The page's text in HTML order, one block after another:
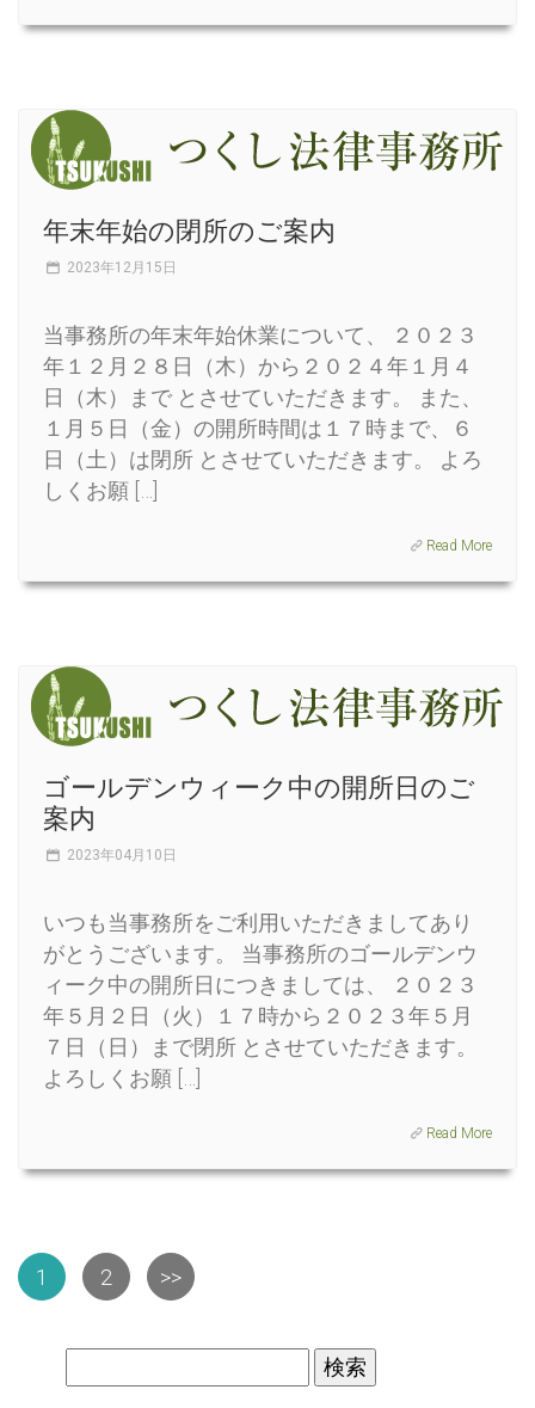
年末年始の閉所のご案内
2023年12月15日
当事務所の年末年始休業について、 ２０２３
年１２月２８日（木）から２０２４年１月４
日（木）まで とさせていただきます。 また、
１月５日（金）の開所時間は１７時まで、６
日（土）は閉所 とさせていただきます。 よろ
しくお願 […]
Read More
ゴールデンウィーク中の開所日のご
案内
2023年04月10日
いつも当事務所をご利用いただきましてあり
がとうございます。 当事務所のゴールデンウ
ィーク中の開所日につきましては、 ２０２３
年５月２日（火）１７時から２０２３年５月
７日（日）まで閉所 とさせていただきます。
よろしくお願 […]
Read More
1 2 >>
索: